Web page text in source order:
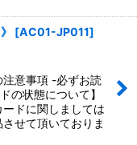
[AC01-JP011]
注意事項 -必ずお読
の状態について】
ドに関しましては
せて頂いておりま